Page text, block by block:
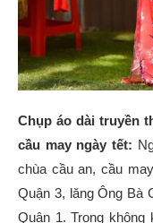
Chụp áo dài truyền
cầu may ngày tết:
chùa cầu an, cầu
Quận 3, lăng Ông Bà
Quận 1. Trong không